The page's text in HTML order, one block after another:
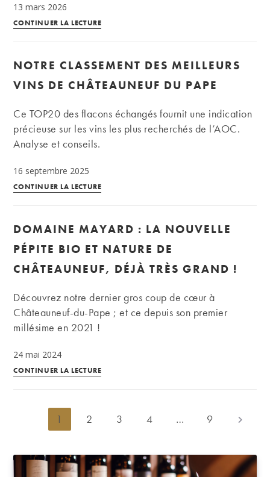
13 mars 2026
CONTINUER LA LECTUREFont
une
valeur
de
Châteauneuf-
NOTRE CLASSEMENT DES MEILLEURS
VINS DE CHÂTEAUNEUF DU PAPE
Ce TOP20 des flacons échangés fournit une indication
précieuse sur les vins les plus recherchés de l’AOC.
Analyse et conseils.
16 septembre 2025
CONTINUER LA LECTURENotre
meilleurs
vins
Châteauneuf
DOMAINE MAYARD : LA NOUVELLE
PÉPITE BIO ET NATURE DE
CHÂTEAUNEUF, DÉJÀ TRÈS GRAND !
Découvrez notre dernier gros coup de cœur à
Châteauneuf-du-Pape ; et ce depuis son premier
millésime en 2021 !
24 mai 2024
CONTINUER LA LECTUREDomaine
nouvelle
et
nature
1 2 3 4 … 9 Aller à